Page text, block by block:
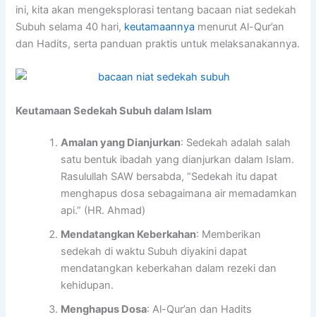
ini, kita akan mengeksplorasi tentang bacaan niat sedekah
Subuh selama 40 hari, keutamaannya menurut Al-Qur’an
dan Hadits, serta panduan praktis untuk melaksanakannya.
Keutamaan Sedekah Subuh dalam Islam
Amalan yang Dianjurkan: Sedekah adalah salah
satu bentuk ibadah yang dianjurkan dalam Islam.
Rasulullah SAW bersabda, “Sedekah itu dapat
menghapus dosa sebagaimana air memadamkan
api.” (HR. Ahmad)
Mendatangkan Keberkahan: Memberikan
sedekah di waktu Subuh diyakini dapat
mendatangkan keberkahan dalam rezeki dan
kehidupan.
Menghapus Dosa: Al-Qur’an dan Hadits